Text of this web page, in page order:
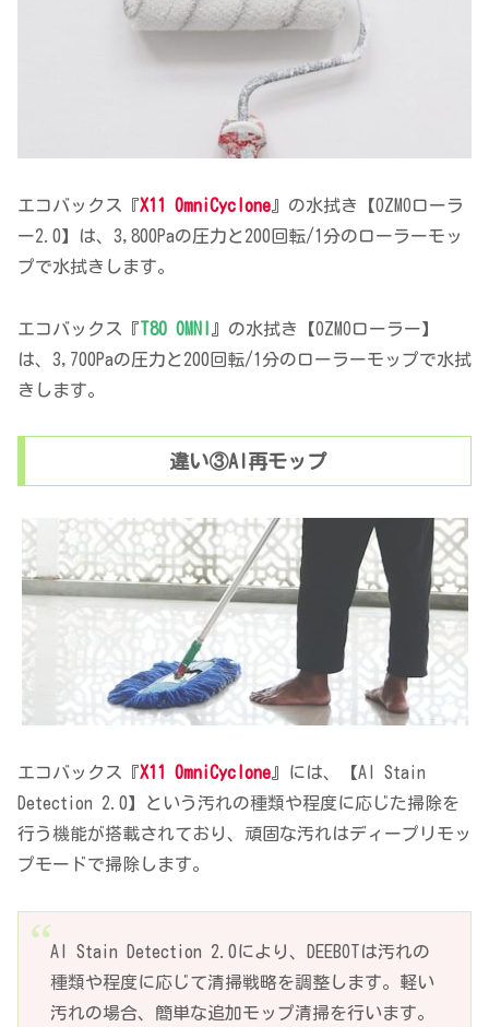
エコバックス『X11 OmniCyclone 』の水拭き【OZMOローラ
ー2.0】は、3,800Paの圧力と200回転/1分のローラーモッ
プで水拭きします。
エコバックス『T80 OMNI
』の水拭き【OZMOローラー】
は、3,700Paの圧力と200回転/1分のローラーモップで水拭
きします。
違い③AI再モップ
エコバックス『X11 OmniCyclone 』には、【AI Stain
Detection 2.0】という汚れの種類や程度に応じた掃除を
行う機能が搭載されており、頑固な汚れはディープリモッ
プモードで掃除します。
AI Stain Detection 2.0により、DEEBOTは汚れの
種類や程度に応じて清掃戦略を調整します。軽い
汚れの場合、簡単な追加モップ清掃を行います。